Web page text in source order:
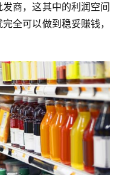
商，这其中的利润空间
全可以做到稳妥赚钱，